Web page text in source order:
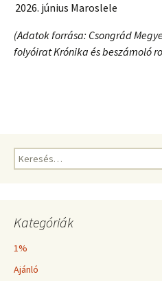
június Maroslele
(Adatok forrása: Csongrád
folyóirat Krónika és beszámoló
Keresés:
Kategóriák
1%
Ajánló